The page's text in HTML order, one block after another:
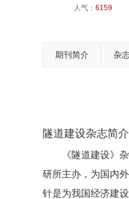
人气： 6159
期刊简介 杂
隧道建设杂志简介
《隧道建设》
研所主办，为国内
针是为我国经济建